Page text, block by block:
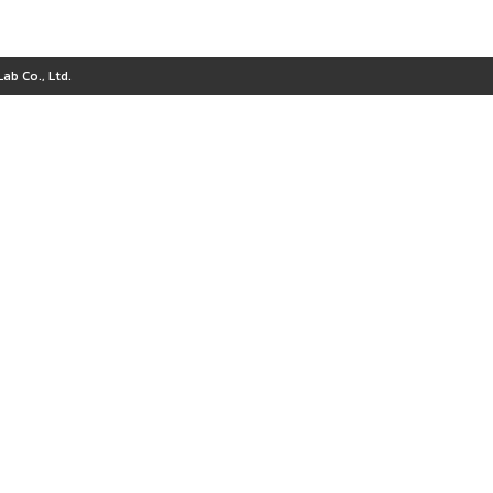
Co., Ltd.